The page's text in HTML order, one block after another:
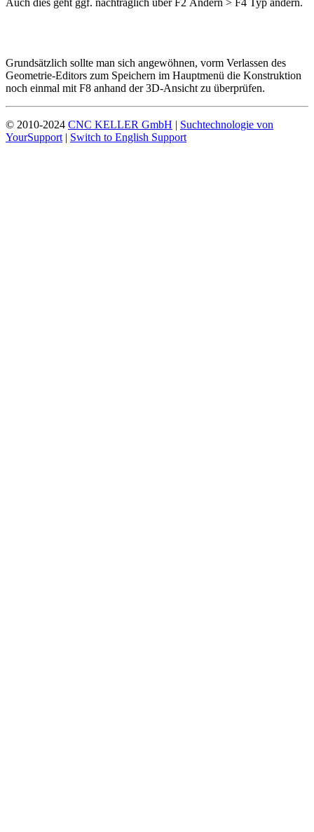
Grundsätzlich sollte man sich angewöhnen, vorm Verlassen des
Geometrie-Editors zum Speichern im Hauptmenü die Konstruktion
noch einmal mit F8 anhand der 3D-Ansicht zu überprüfen.
© 2010-2024 CNC KELLER GmbH | Suchtechnologie von
YourSupport | Switch to English Support